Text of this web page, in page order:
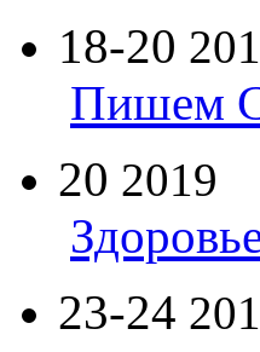
18-20
Пишем
20 2019
23-24